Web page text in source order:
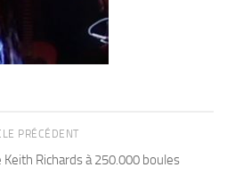
PRÉCÉDENT
Richards à 250.000 boules